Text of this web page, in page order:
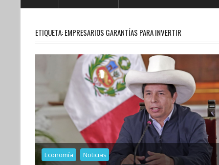
ETIQUETA:EMPRESARIOS GARANTÍAS PARA INVERTIR
Economía Noticias